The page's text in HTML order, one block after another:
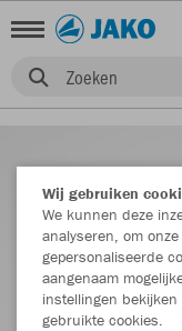
Zoeken
Wij gebruiken
We kunnen deze
analyseren, om
gepersonaliseerde
aangenaam
instellingen
gebruikte cookies.